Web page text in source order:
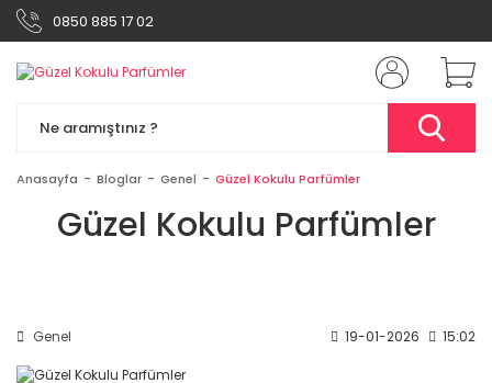
0850 885 17 02
Anasayfa Bloglar Genel Güzel Kokulu Parfümler
Güzel Kokulu Parfümler
Genel 19-01-2026 15:02